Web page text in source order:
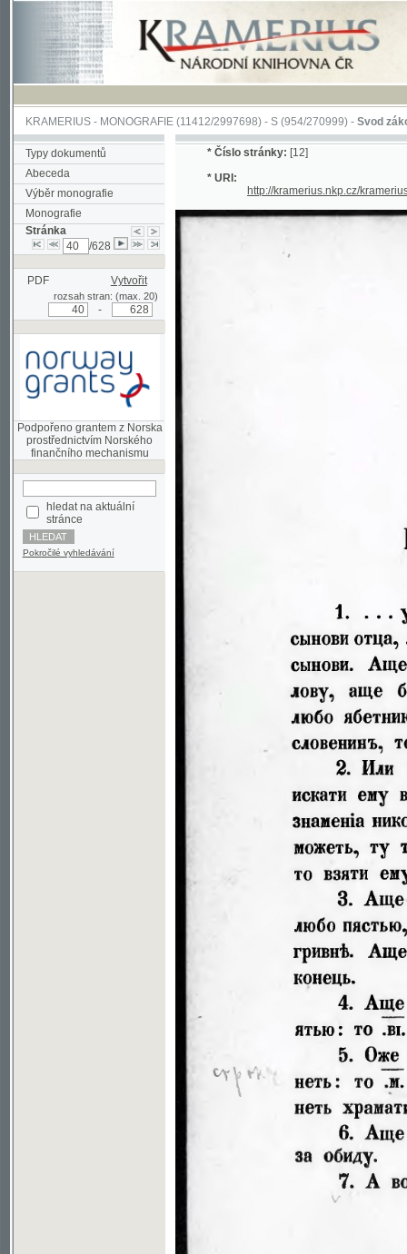
KRAMERIUS-MONOGRAFIE(11412/2997698) -S (954/270999)-Svod zákonův
Typy dokumentů
Abeceda
Výběr monografie
Monografie
Stránka
/628
PDF Vytvořit
rozsah stran: (max. 20)
Podpořeno grantem z Norska
prostřednictvím Norského
hledat na aktuální
stránce
Pokročilé vyhledávání
http://kramerius.nkp.cz/kramerius/